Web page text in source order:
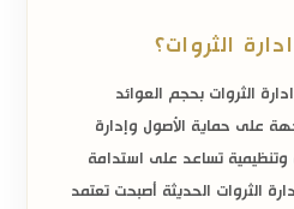
الثروات؟
الثروات بحجم العوائد
على حماية الأصول وإدارة
وتنظيمية تساعد على استدامة
الثروات الحديثة أصبحت تعتمد